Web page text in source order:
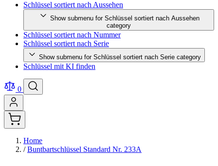
Schlüssel sortiert nach Aussehen
Show submenu for Schlüssel sortiert nach Aussehen
category
Schlüssel sortiert nach Nummer
Schlüssel sortiert nach Serie
Show submenu for Schlüssel sortiert nach Serie category
Schlüssel mit KI finden
0
Home
/ Buntbartschlüssel Standard Nr. 233A